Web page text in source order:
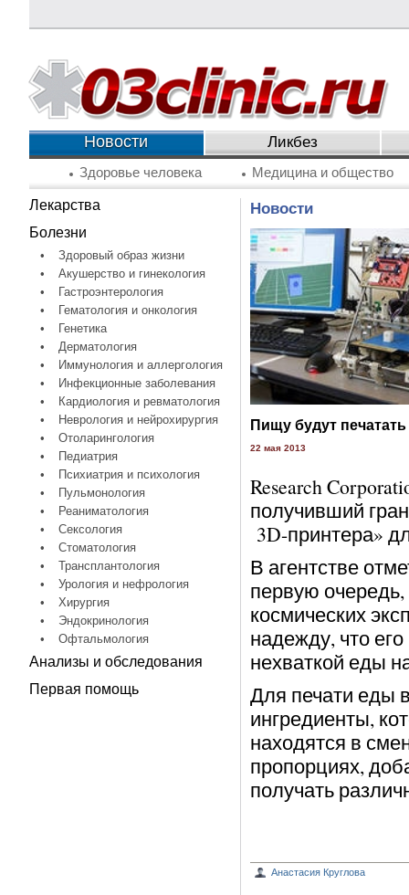
Новости Ликбез
Здоровье человека Медицина и общество
Лекарства
Болезни
•
Здоровый образ жизни
•
Акушерство и гинекология
•
Гастроэнтерология
•
Гематология и онкология
•
Генетика
•
Дерматология
•
Иммунология и аллергология
•
Инфекционные заболевания
•
Кардиология и ревматология
•
Неврология и нейрохирургия
•
Отоларингология
•
Педиатрия
•
Психиатрия и психология
•
Пульмонология
•
Реаниматология
•
Сексология
•
Стоматология
•
Трансплантология
•
Урология и нефрология
•
Хирургия
•
Эндокринология
•
Офтальмология
Анализы и обследования
Первая помощь
Новости
Пищу будут
22 мая 2013
Research
получивший
3D-принтера»
В агентстве
первую
космических
надежду, что
нехваткой еды
Для печати еды
ингредиенты,
находятся в
пропорциях,
получать
Анастасия Круглова